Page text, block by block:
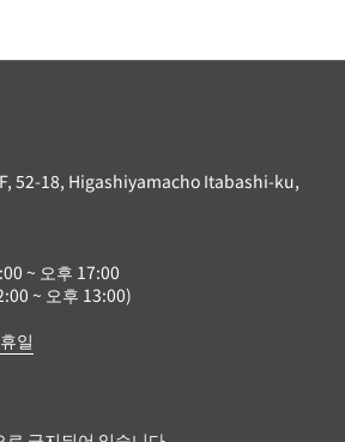
52-18, Higashiyamacho Itabashi-ku,
~ 오후 17:00
~ 오후 13:00)
일